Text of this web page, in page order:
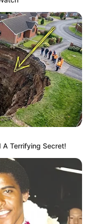
Revista Artesanato:
tratamento de seus
inexatos ou
de dados
tratados em
da Lei Geral de
fornecedor de serviço
a sua requisição
de
observados os
doRevista
A Terrifying Secret!